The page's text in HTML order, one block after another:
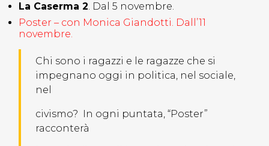
La Caserma 2. Dal 5 novembre.
Poster – con Monica Giandotti. Dall’11
novembre.
Chi sono i ragazzi e le ragazze che si
impegnano oggi in politica, nel sociale,
nel
civismo? In ogni puntata, “Poster”
racconterà